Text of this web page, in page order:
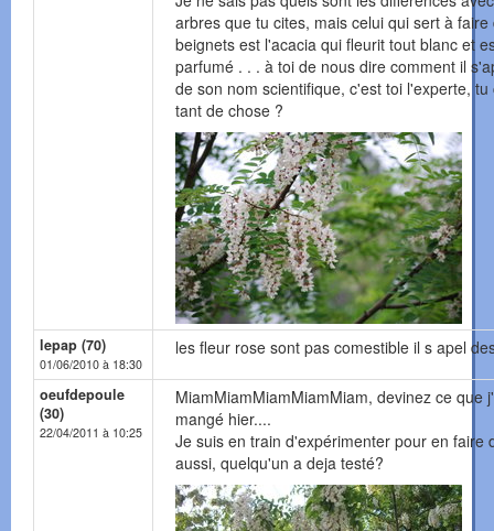
arbres que tu cites, mais celui qui sert à faire
beignets est l'acacia qui fleurit tout blanc et
parfumé . . . à toi de nous dire comment il
de son nom scientifique, c'est toi l'experte, tu
tant de chose ?
lepap (70)
01/06/2010 à 18:30
les fleur rose sont pas comestible il s apel
oeufdepoule
(30)
22/04/2011 à 10:25
MiamMiamMiamMiamMiam, devinez ce que
mangé hier....
Je suis en train d'expérimenter pour en faire
aussi, quelqu'un a deja testé?